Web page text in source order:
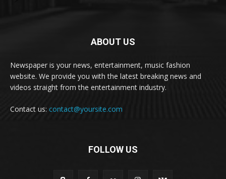
ABOUT US
Newspaper is your news, entertainment, music fashion
website. We provide you with the latest breaking news and
videos straight from the entertainment industry.
Contact us: contact@yoursite.com
FOLLOW US